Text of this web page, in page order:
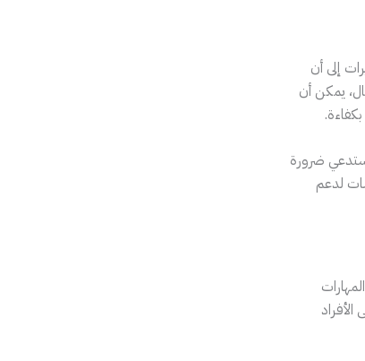
إلى أن
يمكن أن
ضرورة
لدعم